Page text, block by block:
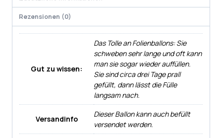
Rezensionen (0)
Gut zu wissen:
Das Tolle an Folienballons: Sie
schweben sehr lange und oft kann
man sie sogar wieder auffüllen.
Sie sind circa drei Tage prall
gefüllt, dann lässt die Fülle
langsam nach.
Versandinfo
Dieser Ballon kann auch befüllt
versendet werden.